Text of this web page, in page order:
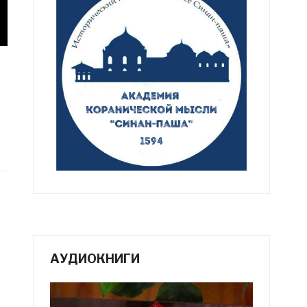
АУДИОКНИГИ